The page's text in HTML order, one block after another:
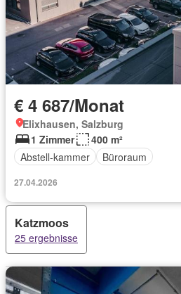
€ 4 687/Monat
Elixhausen, Salzburg
1 Zimmer
400 m²
Abstell-kammer
Büroraum
27.04.2026
Katzmoos
25 ergebnisse